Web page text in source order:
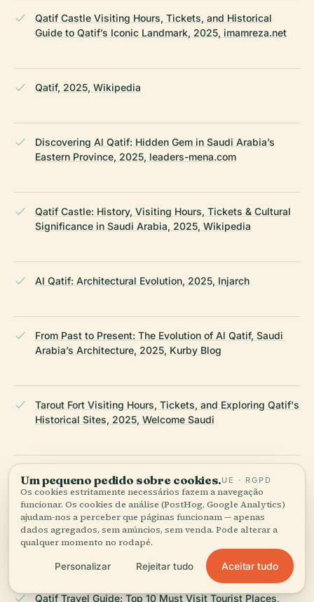
Qatif Castle Visiting Hours, Tickets, and Historical
Guide to Qatif’s Iconic Landmark, 2025, imamreza.net
Qatif, 2025, Wikipedia
Discovering Al Qatif: Hidden Gem in Saudi Arabia’s
Eastern Province, 2025, leaders-mena.com
Qatif Castle: History, Visiting Hours, Tickets & Cultural
Significance in Saudi Arabia, 2025, Wikipedia
Al Qatif: Architectural Evolution, 2025, Injarch
From Past to Present: The Evolution of Al Qatif, Saudi
Arabia’s Architecture, 2025, Kurby Blog
Tarout Fort Visiting Hours, Tickets, and Exploring Qatif's
Historical Sites, 2025, Welcome Saudi
Qatif Castle Visiting Hours, Tickets, and Guide to Qatif
Historical Sites, 2025, Trek Zone
Top 10 Attractions to Visit in Qatif, 2025, Wild Trips
Qatif Travel Guide: Top 10 Must Visit Tourist Places,
Um pequeno pedido sobre cookies.UE · RGPD
Os cookies estritamente necessários fazem a navegação
funcionar. Os cookies de análise (PostHog, Google Analytics)
ajudam-nos a perceber que páginas funcionam — apenas
dados agregados, sem anúncios, sem venda. Pode alterar a
qualquer momento no rodapé.
Personalizar Rejeitar tudo Aceitar tudo